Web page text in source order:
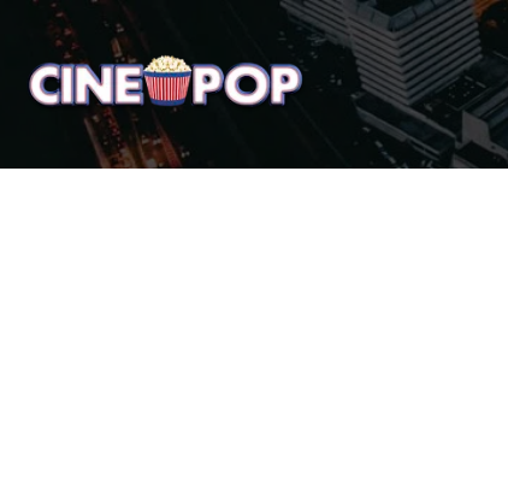
Home Notícias